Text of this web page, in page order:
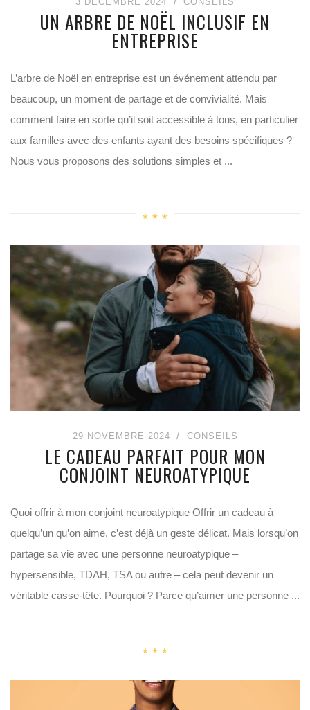
UN ARBRE DE NOËL INCLUSIF EN
ENTREPRISE
L’arbre de Noël en entreprise est un événement attendu par
beaucoup, un moment de partage et de convivialité. Mais
comment faire en sorte qu’il soit accessible à tous, en particulier
aux familles avec des enfants ayant des besoins spécifiques ?
Nous vous proposons des solutions simples et ...
29 NOVEMBRE 2024 CONSEILS
LE CADEAU PARFAIT POUR MON
CONJOINT NEUROATYPIQUE
Quoi offrir à mon conjoint neuroatypique Offrir un cadeau à
quelqu’un qu’on aime, c’est déjà un geste délicat. Mais lorsqu’on
partage sa vie avec une personne neuroatypique –
hypersensible, TDAH, TSA ou autre – cela peut devenir un
véritable casse-tête. Pourquoi ? Parce qu’aimer une personne ...